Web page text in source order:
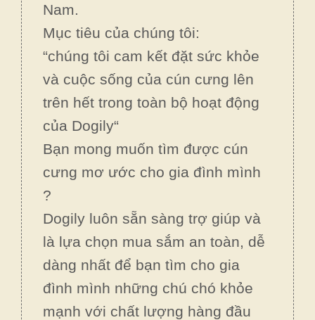
Nam.
Mục tiêu của chúng tôi:
“chúng tôi cam kết đặt sức khỏe
và cuộc sống của cún cưng lên
trên hết trong toàn bộ hoạt động
của Dogily“
Bạn mong muốn tìm được cún
cưng mơ ước cho gia đình mình
?
Dogily luôn sẵn sàng trợ giúp và
là lựa chọn mua sắm an toàn, dễ
dàng nhất để bạn tìm cho gia
đình mình những chú chó khỏe
mạnh với chất lượng hàng đầu